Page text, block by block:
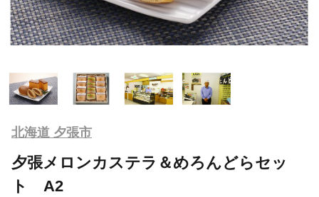
北海道 夕張市
夕張メロンカステラ＆めろんどらセッ
ト A2